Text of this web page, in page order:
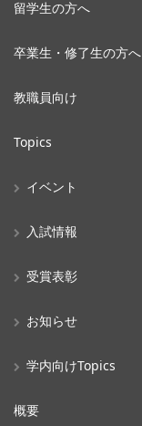
留学生の方へ
卒業生・修了生の方へ
教職員向け
Topics
イベント
入試情報
受賞表彰
お知らせ
学内向けTopics
概要